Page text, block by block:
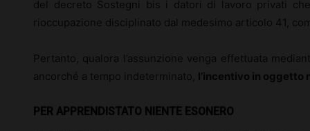
del decreto Sostegni bis i datori di lavoro privati
rioccupazione disciplinato dal medesimo articolo 41,
Pertanto, qualora l’assunzione venga effettuata
ancorché a tempo indeterminato, l’incentivo in oggetto
PER APPRENDISTATO NIENTE ESONERO